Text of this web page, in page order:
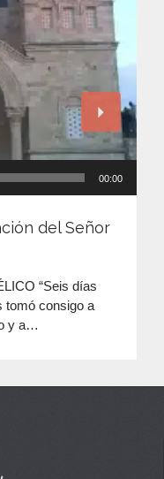
00:00
del Señor
“Seis días
tomó consigo a
y a…